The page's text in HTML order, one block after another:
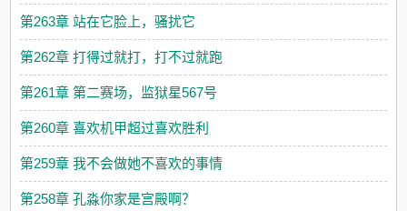
第263章 站在它脸上，骚扰它
第262章 打得过就打，打不过就跑
第261章 第二赛场，监狱星567号
第260章 喜欢机甲超过喜欢胜利
第259章 我不会做她不喜欢的事情
第258章 孔淼你家是宫殿啊？